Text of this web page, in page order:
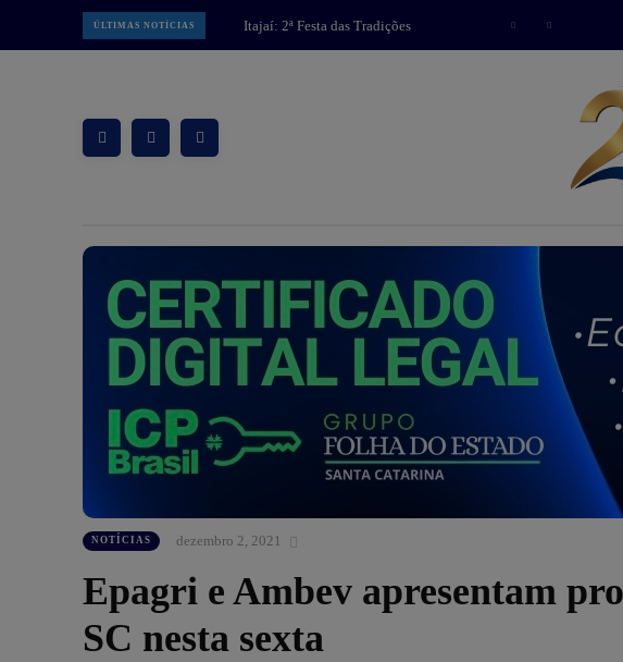
ÚLTIMAS NOTÍCIAS
MPSC: Operação “Caminho Sem
Volta” intensifica combate a facção
NOTÍCIAS dezembro 2, 2021
Epagri e Ambev apresentam
SC nesta sexta